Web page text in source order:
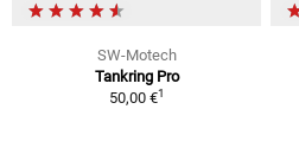
SW-Motech
Tankring Pro
50,00 €1